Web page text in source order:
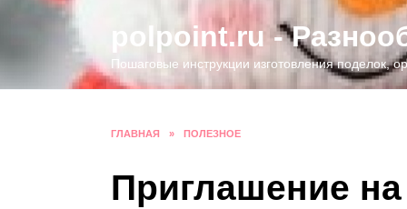
Перейти
содержанию
polpoint.ru -
Пошаговые инструкции изготовления поделок,
ГЛАВНАЯ » ПОЛЕЗНОЕ
Приглашение